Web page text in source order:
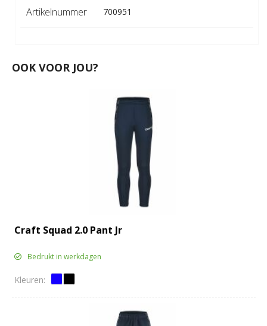
Artikelnummer 700951
OOK VOOR JOU?
Craft Squad 2.0 Pant Jr
Bedrukt in werkdagen